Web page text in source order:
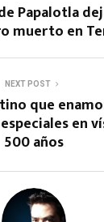
Papalotla
muerto en
NEXT POST
que
en
500 años